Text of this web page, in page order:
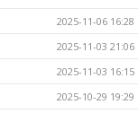
2025-11-06 16:28
2025-11-03 21:06
2025-11-03 16:15
2025-10-29 19:29